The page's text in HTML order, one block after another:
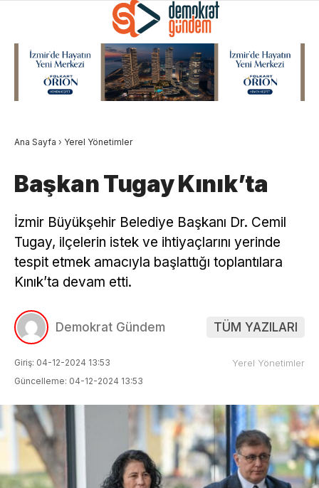
Ana Sayfa › Yerel Yönetimler
Başkan Tugay Kınık’ta
İzmir Büyükşehir Belediye Başkanı Dr. Cemil
Tugay, ilçelerin istek ve ihtiyaçlarını yerinde
tespit etmek amacıyla başlattığı toplantılara
Kınık’ta devam etti.
Demokrat Gündem TÜM YAZILARI
Giriş: 04-12-2024 13:53
Güncelleme: 04-12-2024 13:53
Yerel Yönetimler